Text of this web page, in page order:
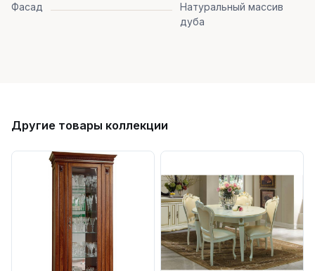
Фасад
Натуральный массив
дуба
Другие товары коллекции